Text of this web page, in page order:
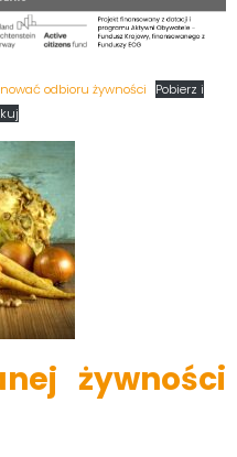
odbioru żywności
Pobierz i
żywności